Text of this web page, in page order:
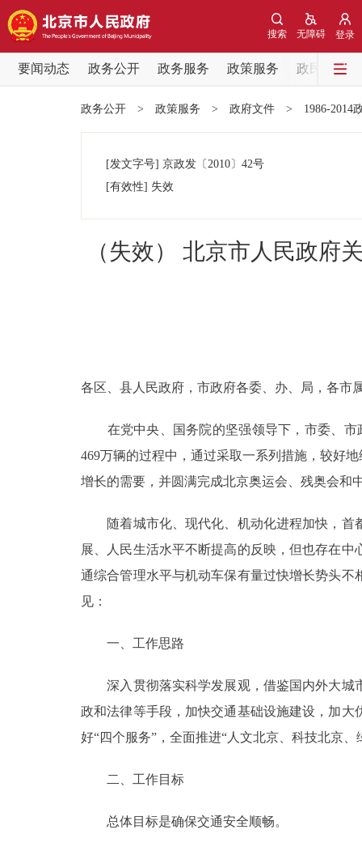
登录
无障碍
搜索
要闻动态 政务公开 政务服务 政策服务
政民互动
党中央精神
政务公开
个人服务
中介服务
参与调查
政务公开 > 政策服务 > 政府文件 > 1986-2014
[发文字号] 京政发 〔2010〕 42号
[有效性] 失效
（失效） 北京市人民政府
各区、县人民政府，市政府各委、办、局，各市
在党中央、国务院的坚强领导下，市委、市
469万辆的过程中，通过采取一系列措施，较好
增长的需要，并圆满完成北京奥运会、残奥会和
随着城市化、现代化、机动化进程加快，首
展、人民生活水平不断提高的反映，但也存在
通综合管理水平与机动车保有量过快增长势头
见：
一、工作思路
深入贯彻落实科学发展观，借鉴国内外大城
政和法律等手段，加快交通基础设施建设，加
好“四个服务”，全面推进“人文北京、科技北京
二、工作目标
总体目标是确保交通安全顺畅。